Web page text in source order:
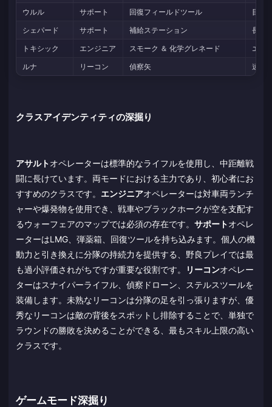
ウルル サポート 回復フィールドツール
目標
シェパード
サポート 補給ステーション
長時
トキシック
エンジニア スモーク ＆ 化学グレネード
エリ
ルナ
リーコン 偵察矢 遠距
クラスアイデンティティの深掘り
アサルトオペレーターは標準的なライフルを使用し、中距離戦
闘に長けています。両モードにおける主力であり、初心者にお
すすめのクラスです。 エンジニアオペレーターは対車両ランチ
ャーや爆発物を使用でき、戦車やブラックホークが空を支配す
るウォーフェアのマップでは必須の存在です。 サポートオペレ
ーターはLMG、弾薬箱、回復ツールを持ち込みます。個人の機
動力と引き換えに分隊の持続力を提供する、野良プレイでは最
も過小評価されがちですが重要な役割です。
リーコンオペレー
ターはスナイパーライフル、偵察ドローン、ステルスツールを
装備します。未熟なリーコンは分隊の足を引っ張りますが、優
秀なリーコンは敵の背後をスポットし排除することで、単独で
ラウンドの勝敗を決めることができる、最もスキル上限の高い
クラスです。
ゲームモード深掘り